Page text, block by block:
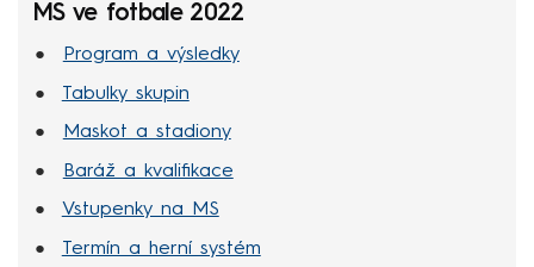
MS ve fotbale 2022
Program a výsledky
Tabulky skupin
Maskot a stadiony
Baráž a kvalifikace
Vstupenky na MS
Termín a herní systém